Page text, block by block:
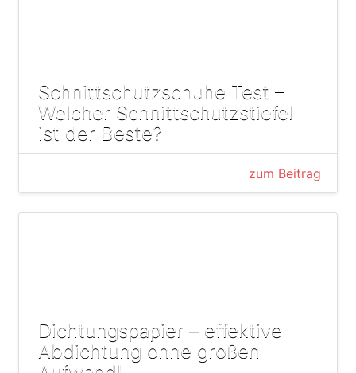
Schnittschutzschuhe Test –
Welcher Schnittschutzstiefel
ist der Beste?
zum Beitrag
Dichtungspapier – effektive
Abdichtung ohne großen